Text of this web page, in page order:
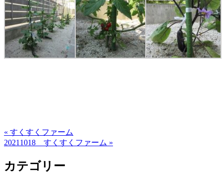
« すくすくファーム
20211018 すくすくファーム »
カテゴリー